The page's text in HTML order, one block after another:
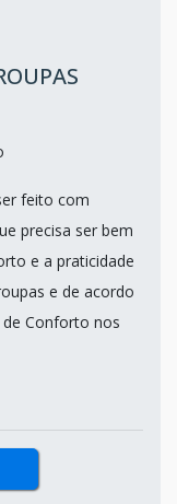
feito com
precisa ser bem
e a praticidade
e de acordo
de Conforto nos